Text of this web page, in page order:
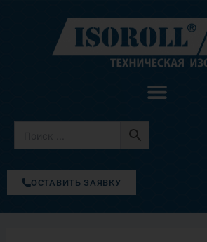
содержимому
ОСТАВИТЬ ЗАЯВКУ